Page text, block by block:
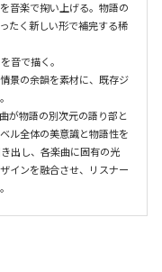
音楽で掬い上げる。物語の
たく新しい形で補完する稀
音で描く。
景の余韻を素材に、既存ジ
が物語の別次元の語り部と
ル全体の美意識と物語性を
出し、各楽曲に固有の光
インを融合させ、リスナー